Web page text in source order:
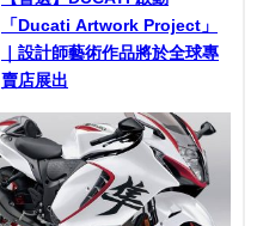
「Ducati Artwork Project」
｜設計師藝術作品將於全球專
賣店展出